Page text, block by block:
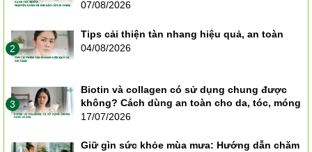
07/08/2026
2
Tips cải thiện tàn nhang hiệu quả, an toàn
04/08/2026
3
Biotin và collagen có sử dụng chung được
không? Cách dùng an toàn cho da, tóc, móng
17/07/2026
Giữ gìn sức khỏe mùa mưa: Hướng dẫn chăm